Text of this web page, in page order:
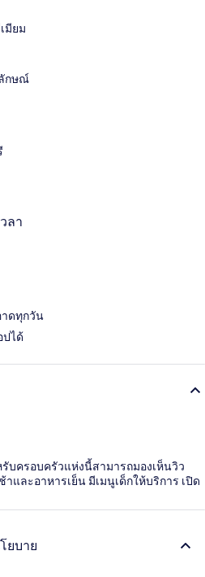
มียม
กษณ์
ลา
ดทุกวัน
ปได้
รับครอบครัวแห่งนี้สามารถมองเห็นวิว
าและอาหารเย็น มีเมนูเด็กให้บริการ เปิด
ยบาย